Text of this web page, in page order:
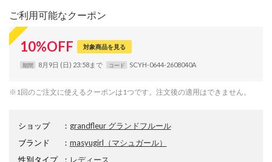
ご利用可能なクーポン
10%OFF 対象商品を見る
期間 8月9日 (日) 23:58まで コード SCYH-0644-2608040A
※1回のご注文に使えるクーポンは1つです。注文後の適用はできません。
ショップ ： grandfleur グランドフルール
ブランド
： masyugirl （マシュガール）
性別タイプ
： レディース